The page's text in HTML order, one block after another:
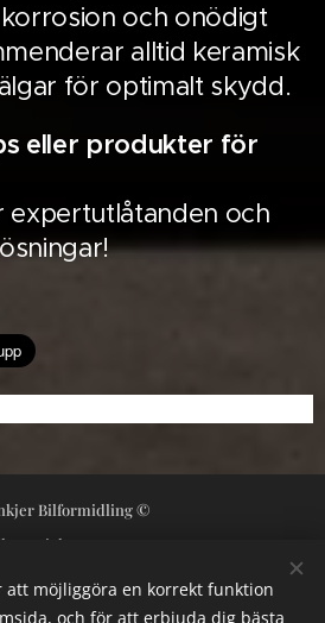
och onödigt
alltid keramisk
för optimalt skydd.
eller produkter för
expertutlåtanden och
Bilformidling ©
rettigheter 2024
992362421
Cookies
att möjliggöra en korrekt funktion
och för att erbjuda dig bästa